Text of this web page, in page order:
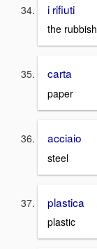
i rifiuti
the rubbish
carta
paper
acciaio
steel
plastica
plastic